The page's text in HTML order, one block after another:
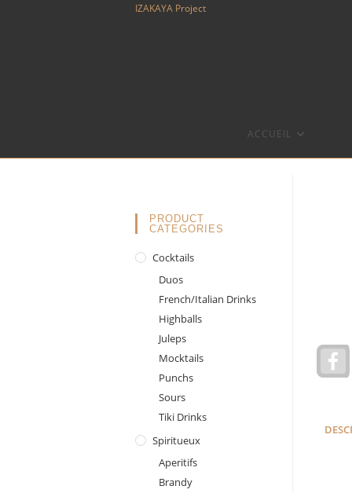
IZAKAYA Project
ACCUEIL
c
o
PRODUCT
CATEGORIES
Cocktails
Duos
French/Italian Drinks
Highballs
Juleps
Mocktails
Punchs
Sours
Tiki Drinks
Spiritueux
Aperitifs
Brandy